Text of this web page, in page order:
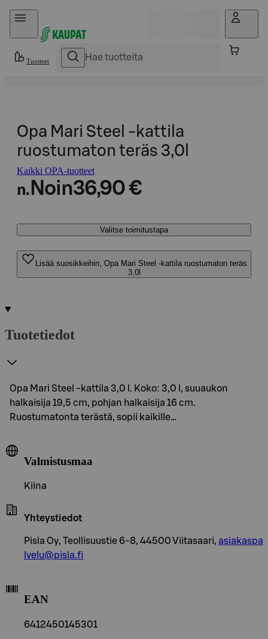
Hyppää sisältöön
Tuotteet
Opa Mari Steel -kattila
ruostumaton teräs 3,0l
Kaikki OPA-tuotteet
n. Noin36,90 €
Valitse toimitustapa
Lisää suosikkeihin, Opa Mari Steel -kattila ruostumaton teräs
3,0l
Tuotetiedot
Opa Mari Steel -kattila 3,0 l. Koko: 3,0 l, suuaukon
halkaisija 19,5 cm, pohjan halkaisija 16 cm.
Ruostumatonta terästä, sopii kaikille…
Valmistusmaa
Kiina
Yhteystiedot
Pisla Oy, Teollisuustie 6-8, 44500 Viitasaari, asiakaspa
lvelu@pisla.fi
EAN
6412450145301